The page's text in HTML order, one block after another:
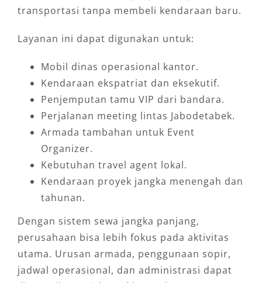
transportasi tanpa membeli kendaraan baru.
Layanan ini dapat digunakan untuk:
Mobil dinas operasional kantor.
Kendaraan ekspatriat dan eksekutif.
Penjemputan tamu VIP dari bandara.
Perjalanan meeting lintas Jabodetabek.
Armada tambahan untuk Event
Organizer.
Kebutuhan travel agent lokal.
Kendaraan proyek jangka menengah dan
tahunan.
Dengan sistem sewa jangka panjang,
perusahaan bisa lebih fokus pada aktivitas
utama. Urusan armada, penggunaan sopir,
jadwal operasional, dan administrasi dapat